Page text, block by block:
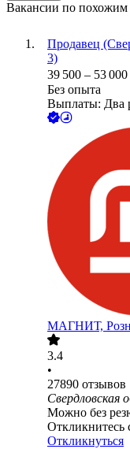
Вакансии по похожим
Продавец
3)
39 500 – 53 000
Без опыта
Выплаты: Два
МАГНИТ,
3.4
•
27890 отзывов
Свердловская
Можно без
Откликнитесь
Откликнуться